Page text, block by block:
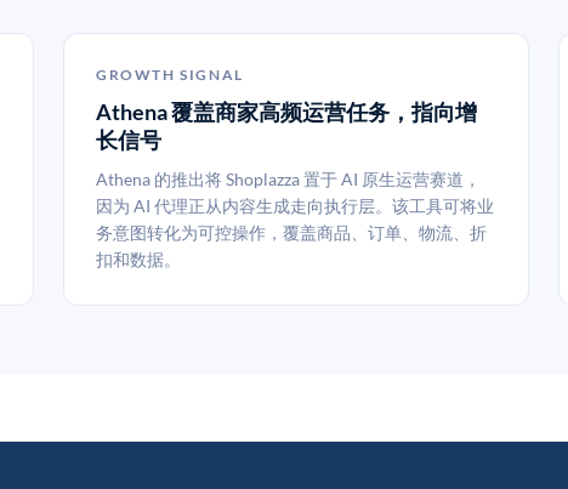
GROWTH SIGNAL
Athena 覆盖商家高频运营任务，指向增
长信号
Athena 的推出将 Shoplazza 置于 AI 原生运营赛道，
因为 AI 代理正从内容生成走向执行层。该工具可将业
务意图转化为可控操作，覆盖商品、订单、物流、折
扣和数据。